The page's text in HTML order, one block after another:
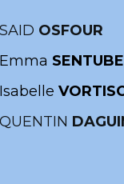
OSFOUR